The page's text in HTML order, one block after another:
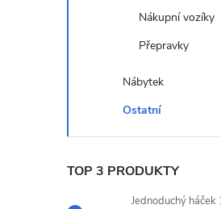
Nákupní vozíky
Přepravky
Nábytek
Ostatní
TOP 3 PRODUKTY
Jednoduchý